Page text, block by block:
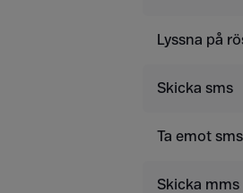
Lyssna på
Skicka sms
Ta emot sms
Skicka mms